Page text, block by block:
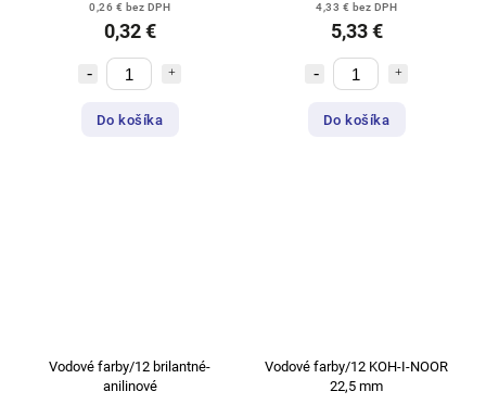
0,26 € bez DPH
0,32 €
Do košíka
4,33 € bez DPH
5,33 €
Do košíka
Vodové farby/12 brilantné-
anilinové
Vodové farby/12 KOH-I-NOOR
22,5 mm